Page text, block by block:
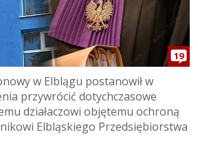
19
w Elblągu postanowił w
przywrócić dotychczasowe
działaczowi objętemu ochroną
Elbląskiego Przedsiębiorstwa